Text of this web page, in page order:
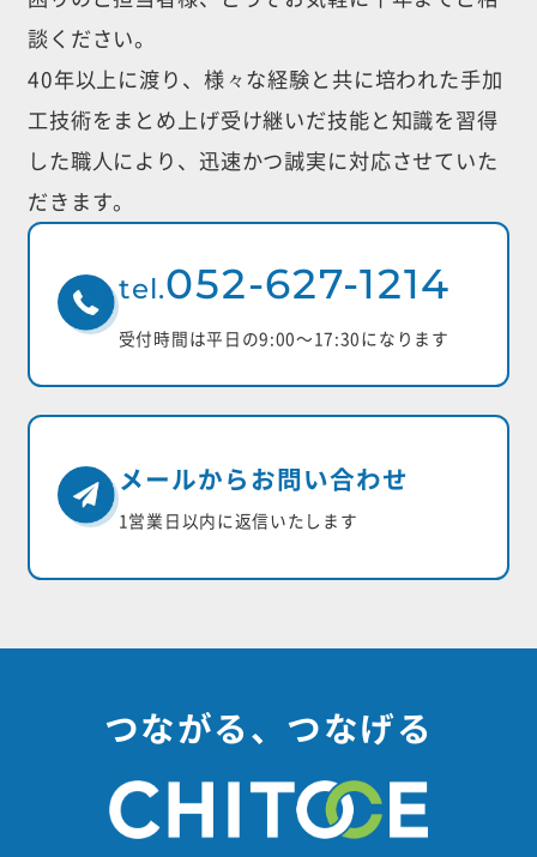
談ください。
40年以上に渡り、様々な経験と共に培われた手加
工技術をまとめ上げ受け継いだ技能と知識を習得
した職人により、迅速かつ誠実に対応させていた
だきます。
tel.052-627-1214
受付時間は平日の9:00〜17:30になります
メールからお問い合わせ
1営業日以内に返信いたします
つながる、つなげる